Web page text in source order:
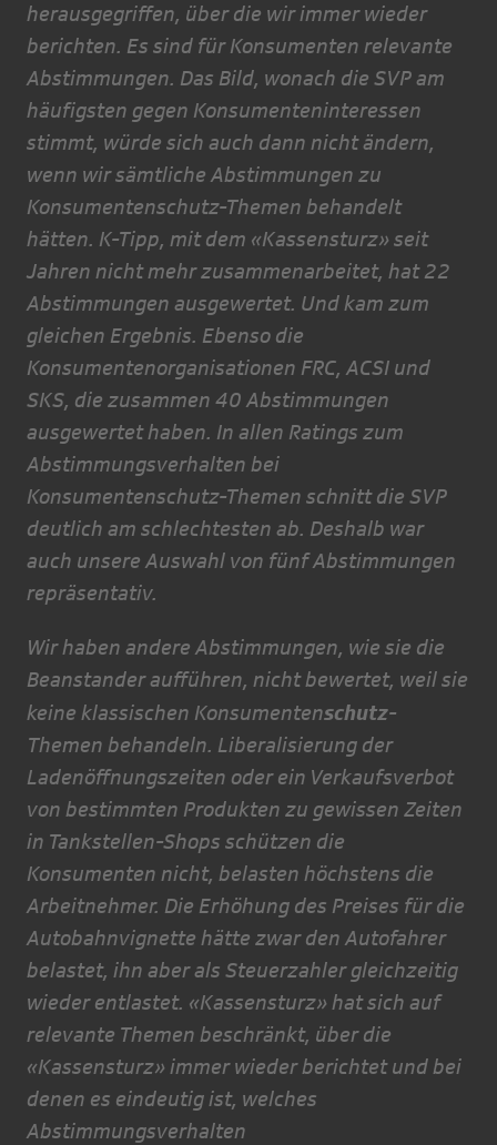
herausgegriffen, über die wir immer wieder
berichten. Es sind für Konsumenten relevante
Abstimmungen. Das Bild, wonach die SVP am
häufigsten gegen Konsumenteninteressen
stimmt, würde sich auch dann nicht ändern,
wenn wir sämtliche Abstimmungen zu
Konsumentenschutz-Themen behandelt
hätten. K-Tipp, mit dem «Kassensturz» seit
Jahren nicht mehr zusammenarbeitet, hat 22
Abstimmungen ausgewertet. Und kam zum
gleichen Ergebnis. Ebenso die
Konsumentenorganisationen FRC, ACSI und
SKS, die zusammen 40 Abstimmungen
ausgewertet haben. In allen Ratings zum
Abstimmungsverhalten bei
Konsumentenschutz-Themen schnitt die SVP
deutlich am schlechtesten ab. Deshalb war
auch unsere Auswahl von fünf Abstimmungen
repräsentativ.
Wir haben andere Abstimmungen, wie sie die
Beanstander aufführen, nicht bewertet, weil sie
keine klassischen Konsumentenschutz-
Themen behandeln. Liberalisierung der
Ladenöffnungszeiten oder ein Verkaufsverbot
von bestimmten Produkten zu gewissen Zeiten
in Tankstellen-Shops schützen die
Konsumenten nicht, belasten höchstens die
Arbeitnehmer. Die Erhöhung des Preises für die
Autobahnvignette hätte zwar den Autofahrer
belastet, ihn aber als Steuerzahler gleichzeitig
wieder entlastet. «Kassensturz» hat sich auf
relevante Themen beschränkt, über die
«Kassensturz» immer wieder berichtet und bei
denen es eindeutig ist, welches
Abstimmungsverhalten